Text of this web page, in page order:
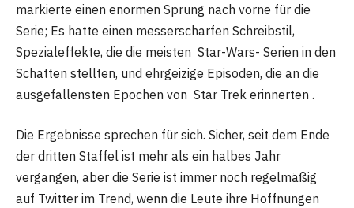
markierte einen enormen Sprung nach vorne für die
Serie; Es hatte einen messerscharfen Schreibstil,
Spezialeffekte, die die meisten Star-Wars- Serien in den
Schatten stellten, und ehrgeizige Episoden, die an die
ausgefallensten Epochen von Star Trek erinnerten .
Die Ergebnisse sprechen für sich. Sicher, seit dem Ende
der dritten Staffel ist mehr als ein halbes Jahr
vergangen, aber die Serie ist immer noch regelmäßig
auf Twitter im Trend, wenn die Leute ihre Hoffnungen